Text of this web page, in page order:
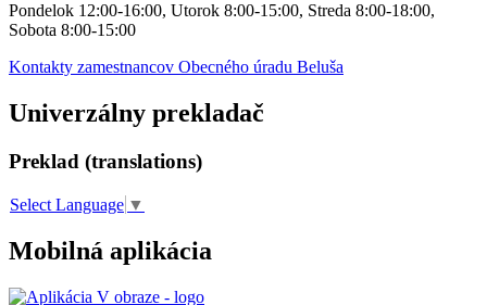
Pondelok 12:00-16:00, Utorok 8:00-15:00, Streda 8:00-18:00,
Sobota 8:00-15:00
Kontakty zamestnancov Obecného úradu Beluša
Univerzálny prekladač
Preklad (translations)
Select Language ▼
Mobilná aplikácia